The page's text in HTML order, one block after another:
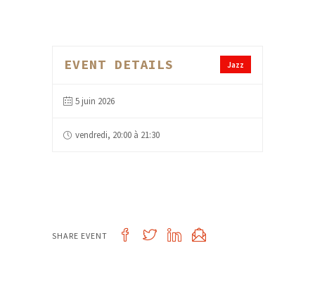
Jazz
EVENT DETAILS
5 juin 2026
vendredi, 20:00 à 21:30
SHARE EVENT